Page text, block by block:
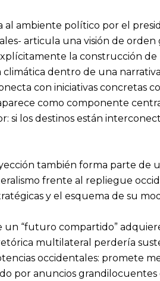
al ambiente político por el
articula una visión de
la construcción
dentro de una
con iniciativas concretas
como componente
si los destinos están
también forma parte de
frente al repliegue
y el esquema de su
un “futuro compartido”
multilateral perdería
occidentales: promete
por anuncios